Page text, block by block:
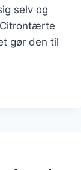
selv og
gør den til